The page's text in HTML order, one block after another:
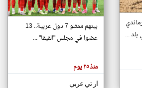
تغيير الدولة
اخبار جزر القمر على مدار الساعة
أهم اخبار جزر القمر العاجلة والمباشرة
...
بينهم ممثلو 7 دول عربية.. 13
عضوا في مجلس "الفيفا" ...
منذ ٢٥ يوم
ار تي عربي
klyoum.com